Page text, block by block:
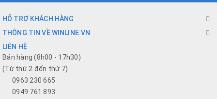
HỖ TRỢ KHÁCH HÀNG
THÔNG TIN VỀ WINLINE.VN
LIÊN HỆ
Bán hàng (8h00 - 17h30)
(Từ thứ 2 đến thứ 7)
0963 230 665
0949 761 893